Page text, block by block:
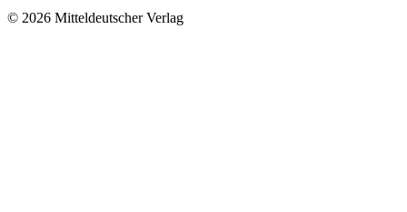
© 2026 Mitteldeutscher Verlag